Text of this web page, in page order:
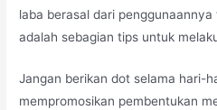
laba berasal dari
adalah sebagian tips untuk
Jangan berikan dot selama hari-
mempromosikan pembentukan